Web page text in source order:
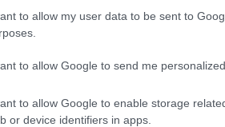
to allow my user data to be sent to
to allow Google to send me
to allow Google to enable storage
or device identifiers in apps.